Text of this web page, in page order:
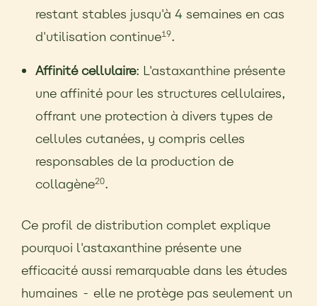
restant stables jusqu'à 4 semaines en cas
d'utilisation continue19.
Affinité cellulaire: L'astaxanthine présente
une affinité pour les structures cellulaires,
offrant une protection à divers types de
cellules cutanées, y compris celles
responsables de la production de
collagène20.
Ce profil de distribution complet explique
pourquoi l'astaxanthine présente une
efficacité aussi remarquable dans les études
humaines - elle ne protège pas seulement un